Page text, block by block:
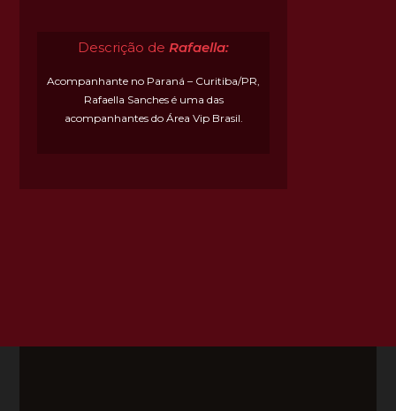
Descrição deRafaella:
Acompanhante no Paraná – Curitiba/PR,
Rafaella Sanches é uma das
acompanhantes do Área Vip Brasil.